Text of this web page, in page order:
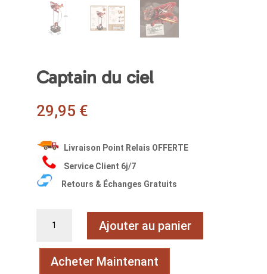
Captain du ciel
29,95 €
Livraison Point Relais OFFERTE
Service Client 6j/7
Retours & Échanges Gratuits
Ajouter au panier
Acheter Maintenant